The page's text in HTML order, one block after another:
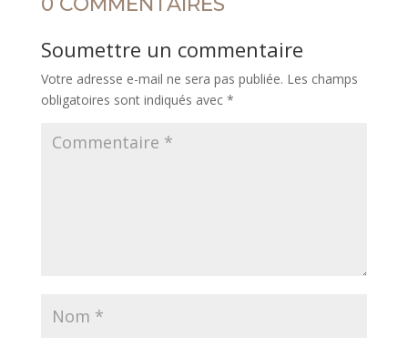
Soumettre un commentaire
Votre adresse e-mail ne sera pas publiée. Les champs
obligatoires sont indiqués avec *